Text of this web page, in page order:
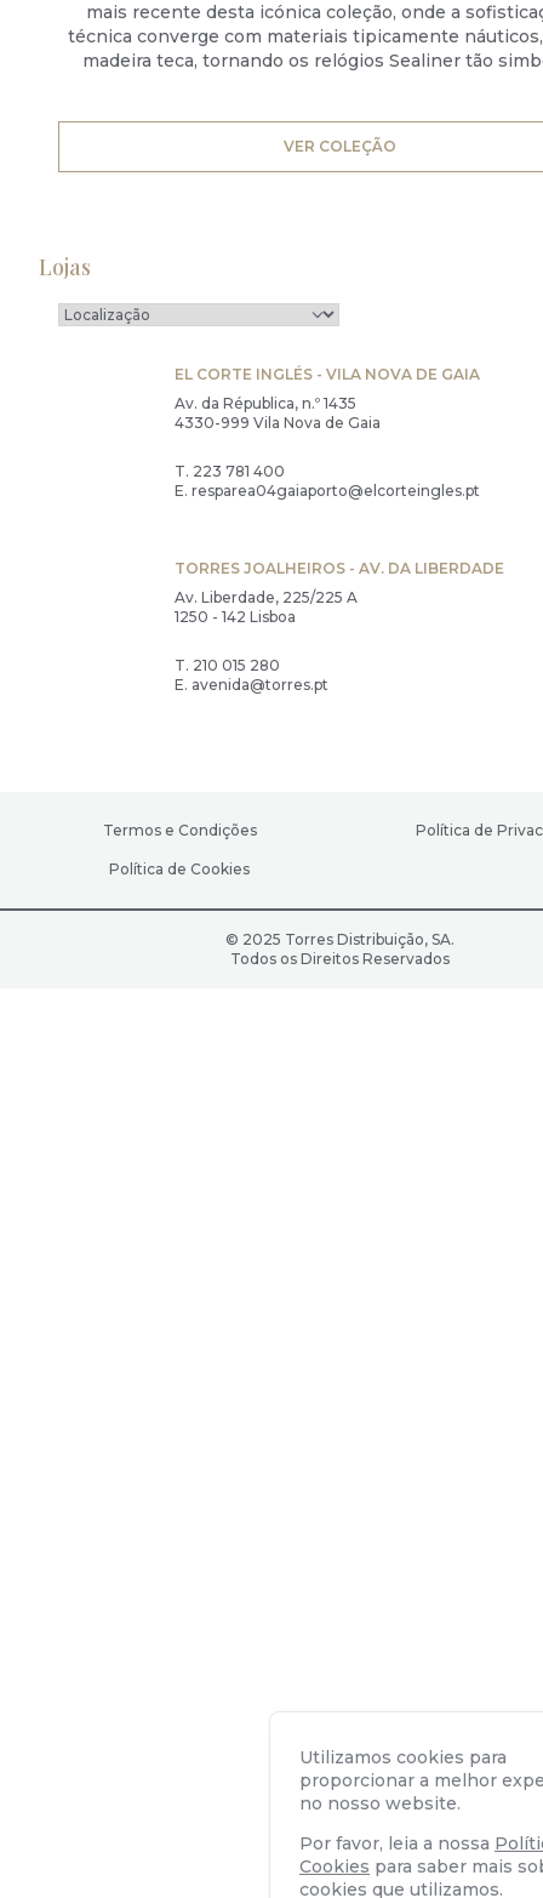
mais recente desta icónica coleção, onde a
técnica converge com materiais tipicamente
madeira teca, tornando os relógios Sealiner tão
VER COLEÇÃO
Lojas
EL CORTE INGLÉS - VILA NOVA DE GAIA
Av. da Républica, n.º 1435
4330-999 Vila Nova de Gaia
T. 223 781 400
E. resparea04gaiaporto@elcorteingles.pt
TORRES JOALHEIROS - AV. DA LIBERDADE
Av. Liberdade, 225/225 A
1250 - 142 Lisboa
T. 210 015 280
E. avenida@torres.pt
Termos e Condições Política de
Política de Cookies
© 2025 Torres Distribuição, SA.
Todos os Direitos Reservados
Utilizamos cookies para
proporcionar a melhor
no nosso website.
Por favor, leia a nossa
Cookies para saber mais
cookies que utilizamos.